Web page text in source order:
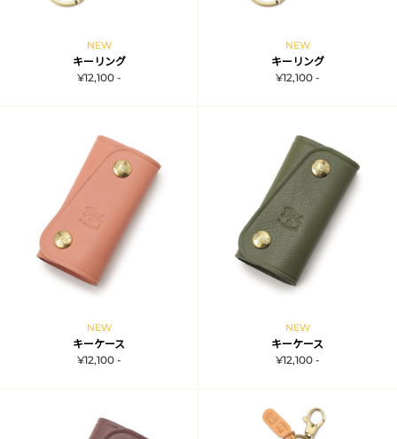
NEW
キーリング
¥12,100 -
NEW
キーリング
¥12,100 -
NEW
キーケース
¥12,100 -
NEW
キーケース
¥12,100 -